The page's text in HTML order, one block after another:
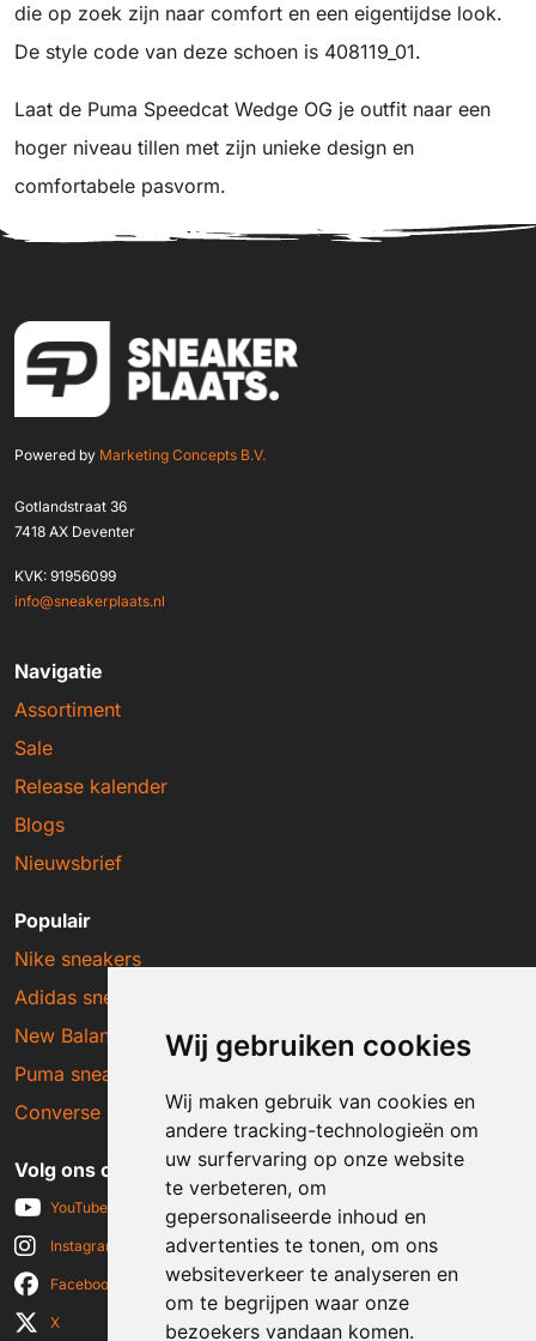
Wij gebruiken cookies
Wij maken gebruik van cookies en
andere tracking-technologieën om
uw surfervaring op onze website
te verbeteren, om
gepersonaliseerde inhoud en
advertenties te tonen, om ons
websiteverkeer te analyseren en
om te begrijpen waar onze
bezoekers vandaan komen.
die op zoek zijn naar comfort en een eigentijdse look.
De style code van deze schoen is 408119_01.
Laat de Puma Speedcat Wedge OG je outfit naar een
hoger niveau tillen met zijn unieke design en
comfortabele pasvorm.
Powered by Marketing Concepts B.V.
Gotlandstraat 36
7418 AX Deventer
KVK: 91956099
info@sneakerplaats.nl
Navigatie
Assortiment
Sale
Release kalender
Blogs
Nieuwsbrief
Populair
Nike sneakers
Adidas sneakers
New Balance sneakers
Puma sneakers
Converse sneakers
Volg ons op social media
YouTube
Instagram
Facebook
X